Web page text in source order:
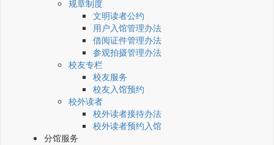
规章制度
文明读者公约
用户入馆管理办法
借阅证件管理办法
参观拍摄管理办法
校友专栏
校友服务
校友入馆预约
校外读者
校外读者接待办法
校外读者预约入馆
分馆服务